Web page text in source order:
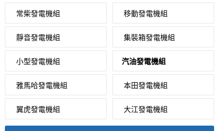
常柴發電機組 移動發電機組
靜音發電機組 集裝箱發電機組
小型發電機組 汽油發電機組
雅馬哈發電機組 本田發電機組
翼虎發電機組 大江發電機組